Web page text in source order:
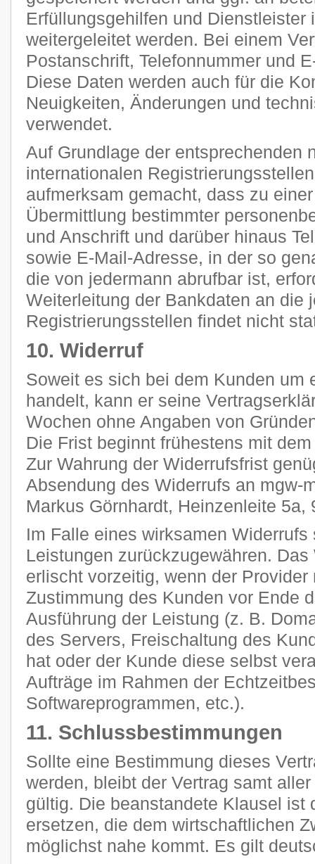
Erfüllungsgehilfen und Dienstleister
weitergeleitet werden. Bei einem
Postanschrift, Telefonnummer und
Diese Daten werden auch für die
Neuigkeiten, Änderungen und
verwendet.
Auf Grundlage der entsprechenden
internationalen
aufmerksam gemacht, dass zu
Übermittlung bestimmter
und Anschrift und darüber hinaus
sowie E-Mail-Adresse, in der so
die von jedermann abrufbar ist,
Weiterleitung der Bankdaten an die
Registrierungsstellen findet nicht
10. Widerruf
Soweit es sich bei dem Kunden um
handelt, kann er seine
Wochen ohne Angaben von
Die Frist beginnt frühestens mit
Zur Wahrung der Widerrufsfrist
Absendung des Widerrufs an mgw-
Markus Görnhardt, Heinzenleite 5a,
Im Falle eines wirksamen
Leistungen zurückzugewähren.
erlischt vorzeitig, wenn der
Zustimmung des Kunden vor Ende
Ausführung der Leistung (z. B.
des Servers, Freischaltung des
hat oder der Kunde diese selbst
Aufträge im Rahmen der
Softwareprogrammen, etc.).
11. Schlussbestimmungen
Sollte eine Bestimmung dieses
werden, bleibt der Vertrag samt
gültig. Die beanstandete Klausel ist
ersetzen, die dem wirtschaftlichen
möglichst nahe kommt. Es gilt